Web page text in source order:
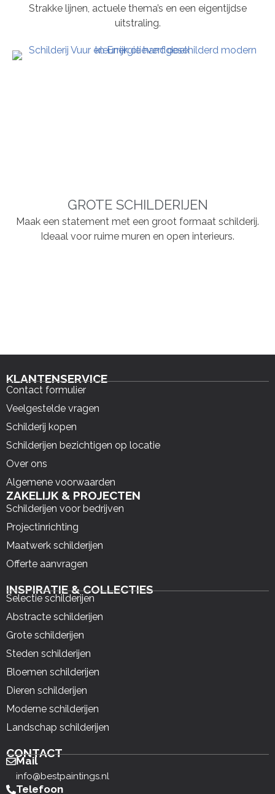
Strakke lijnen, actuele thema’s en een eigentijdse
uitstraling.
GROTE SCHILDERIJEN
Maak een statement met een groot formaat schilderij.
Ideaal voor ruime muren en open interieurs.
KLANTENSERVICE
Contact formulier
Veelgestelde vragen
Schilderij kopen
Schilderijen bezichtigen op locatie
Over ons
Algemene voorwaarden
ZAKELIJK & PROJECTEN
Schilderijen voor bedrijven
Projectinrichting
Maatwerk schilderijen
Offerte aanvragen
INSPIRATIE & COLLECTIES
Selectie schilderijen
Abstracte schilderijen
Grote schilderijen
Steden schilderijen
Bloemen schilderijen
Dieren schilderijen
Moderne schilderijen
Landschap schilderijen
CONTACT
Mail
info@bestpaintings.nl
Telefoon